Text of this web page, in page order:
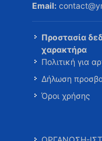
Email:
Προστασία
χαρακτήρα
Πολιτική για
Δήλωση
Όροι χρήσης